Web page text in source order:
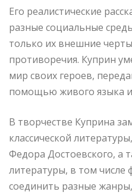
Его реалистические
разные социальные
только их внешние
противоречия. Куприн
мир своих героев,
помощью живого языка и
В творчестве Куприна
классической
Федора Достоевского, а
литературы, в том числе
соединить разные